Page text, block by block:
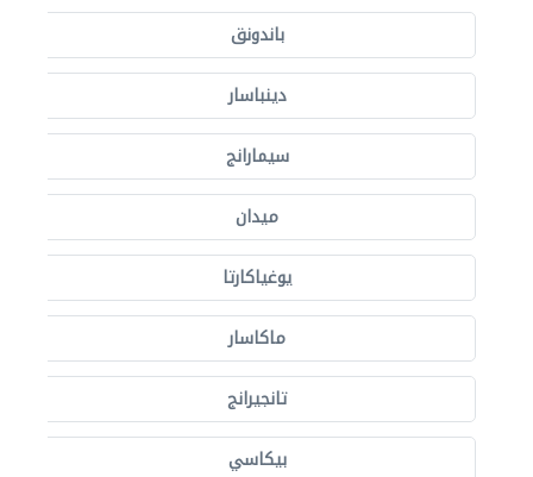
باندونق
دينباسار
سيمارانج
ميدان
يوغياكارتا
ماكاسار
تانجيرانج
بيكاسي